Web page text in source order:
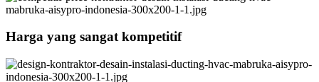
Harga yang sangat kompetitif